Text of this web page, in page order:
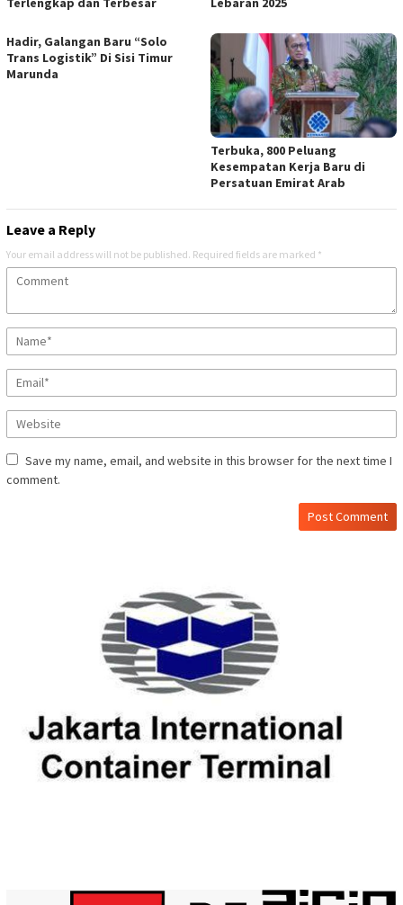
Hadir, Galangan Baru “Solo
Trans Logistik” Di Sisi Timur
Marunda
Terbuka, 800 Peluang
Kesempatan Kerja Baru di
Persatuan Emirat Arab
Leave a Reply
Your email address will not be published. Required fields are marked *
Save my name, email, and website in this browser for the next time I
comment.